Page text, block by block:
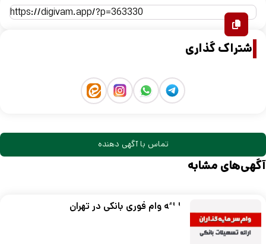
اشتراک گذاری
تماس با آگهی دهنده
آگهی‌های مشابه
ارائه وام فوری بانکی در تهران